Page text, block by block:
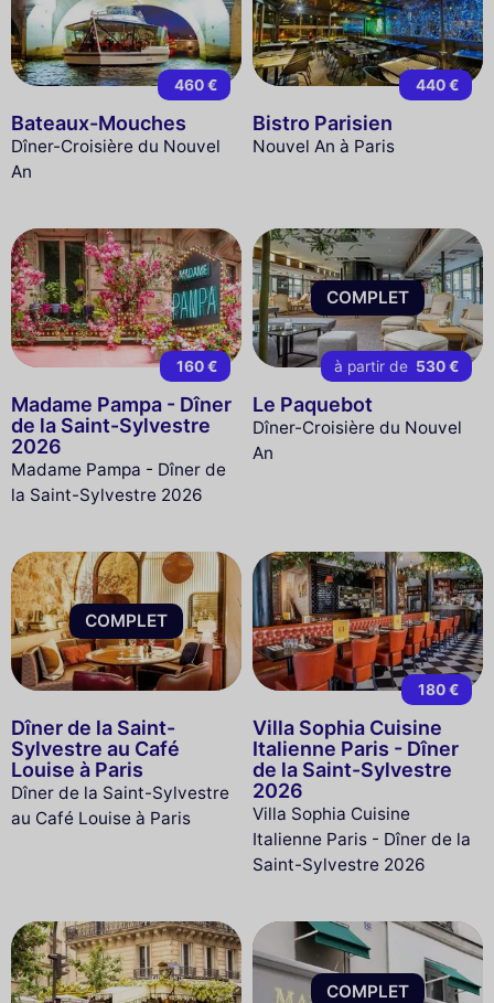
460 €
Bateaux-Mouches
Dîner-Croisière du Nouvel
An
440 €
Bistro Parisien
Nouvel An à Paris
160 €
Madame Pampa - Dîner
de la Saint-Sylvestre
2026
Madame Pampa - Dîner de
la Saint-Sylvestre 2026
COMPLET
à partir de 530 €
Le Paquebot
Dîner-Croisière du Nouvel
An
COMPLET
Dîner de la Saint-
Sylvestre au Café
Louise à Paris
Dîner de la Saint-Sylvestre
au Café Louise à Paris
180 €
Villa Sophia Cuisine
Italienne Paris - Dîner
de la Saint-Sylvestre
2026
Villa Sophia Cuisine
Italienne Paris - Dîner de la
Saint-Sylvestre 2026
COMPLET